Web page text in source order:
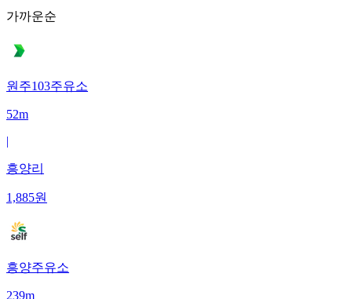
가까운순
원주103주유소
52m
|
흥양리
1,885원
흥양주유소
239m